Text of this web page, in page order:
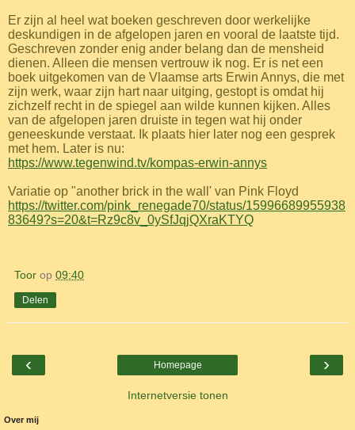
Er zijn al heel wat boeken geschreven door werkelijke
deskundigen in de afgelopen jaren en vooral de laatste tijd.
Geschreven zonder enig ander belang dan de mensheid
dienen. Alleen die mensen vertrouw ik nog. Er is net een
boek uitgekomen van de Vlaamse arts Erwin Annys, die met
zijn werk, waar zijn hart naar uitging, gestopt is omdat hij
zichzelf recht in de spiegel aan wilde kunnen kijken. Alles
van de afgelopen jaren druiste in tegen wat hij onder
geneeskunde verstaat. Ik plaats hier later nog een gesprek
met hem. Later is nu:
https://www.tegenwind.tv/kompas-erwin-annys
Variatie op "another brick in the wall' van Pink Floyd
https://twitter.com/pink_renegade70/status/15996689955938
83649?s=20&t=Rz9c8v_0ySfJqjQXraKTYQ
Toor op 09:40
Delen
‹ ›
Homepage
Internetversie tonen
Over mij